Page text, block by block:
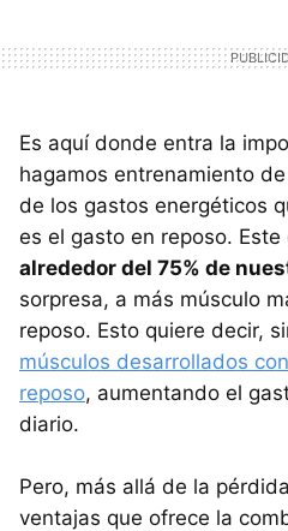
Es aquí donde entra la
hagamos entrenamiento
de los gastos energéticos
es el gasto en reposo. Este
alrededor del 75% de
sorpresa, a más músculo
reposo. Esto quiere decir,
músculos desarrollados
reposo, aumentando el
diario.
Pero, más allá de la
ventajas que ofrece la